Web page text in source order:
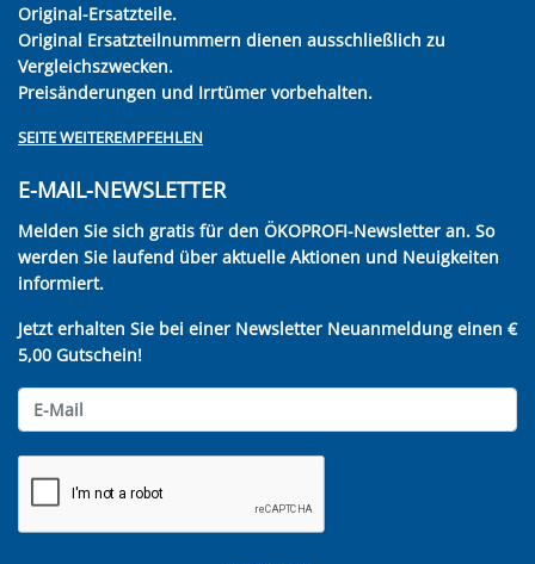
Original-Ersatzteile.
Original Ersatzteilnummern dienen ausschließlich zu
Vergleichszwecken.
Preisänderungen und Irrtümer vorbehalten.
SEITE WEITEREMPFEHLEN
E-MAIL-NEWSLETTER
Melden Sie sich gratis für den ÖKOPROFI-Newsletter an. So
werden Sie laufend über aktuelle Aktionen und Neuigkeiten
informiert.
Jetzt erhalten Sie bei einer Newsletter Neuanmeldung einen €
5,00 Gutschein!